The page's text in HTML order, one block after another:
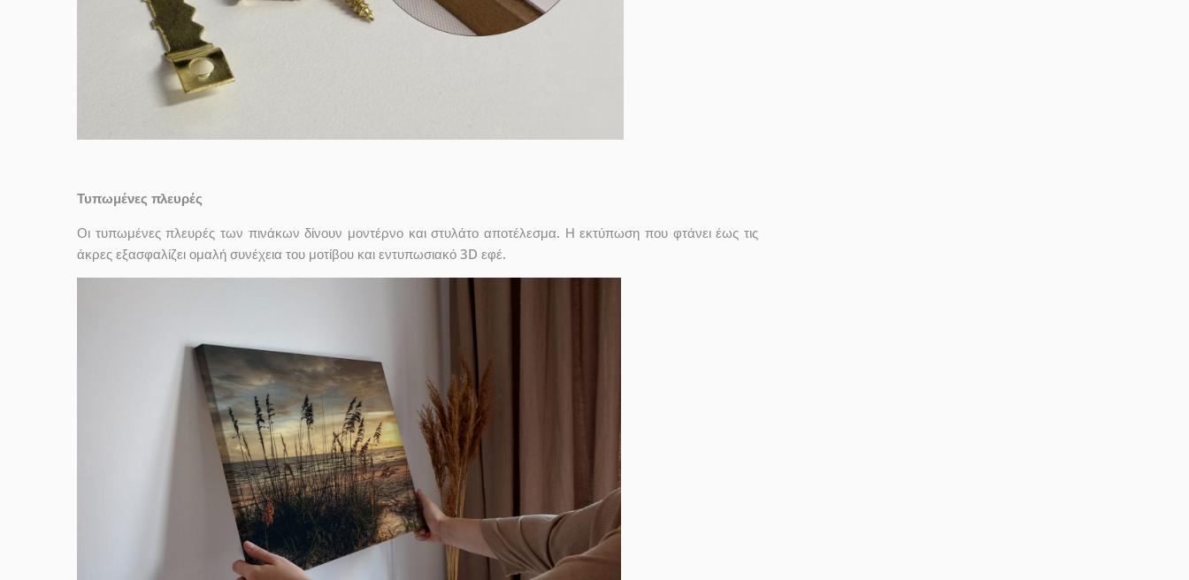
Τυπωμένες πλευρές
Οι τυπωμένες πλευρές των πινάκων δίνουν μοντέρνο και στυλάτο αποτέλεσμα. Η εκτύπωση που φτάνει έως τις
άκρες εξασφαλίζει ομαλή συνέχεια του μοτίβου και εντυπωσιακό 3D εφέ.